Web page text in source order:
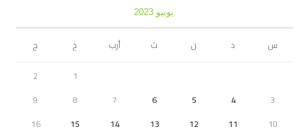
يونيو 2023
س د ن ث أرب خ
ج
1
2
3
4
5
6
7
8
9
10
11
12
13
14
15
16